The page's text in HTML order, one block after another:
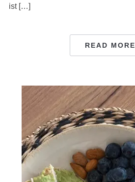
ist […]
READ MORE